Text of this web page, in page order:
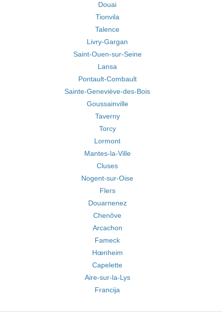
Douai
Tionvila
Talence
Livry-Gargan
Saint-Ouen-sur-Seine
Lansa
Pontault-Combault
Sainte-Geneviève-des-Bois
Goussainville
Taverny
Torcy
Lormont
Mantes-la-Ville
Cluses
Nogent-sur-Oise
Flers
Douarnenez
Chenôve
Arcachon
Fameck
Hœnheim
Capelette
Aire-sur-la-Lys
Francija